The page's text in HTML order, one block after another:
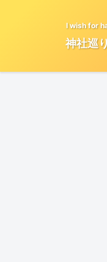
I wish for
神社巡